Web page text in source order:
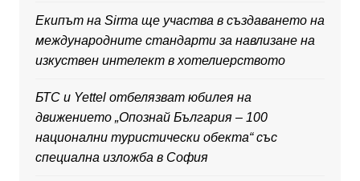
Екипът на Sirma ще участва в създаването на
международните стандарти за навлизане на
изкуствен интелект в хотелиерството
БТС и Yettel отбелязват юбилея на
движението „Опознай България – 100
национални туристически обекта“ със
специална изложба в София